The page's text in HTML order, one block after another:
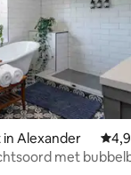
4,99 op 5, 640
Alexander
met